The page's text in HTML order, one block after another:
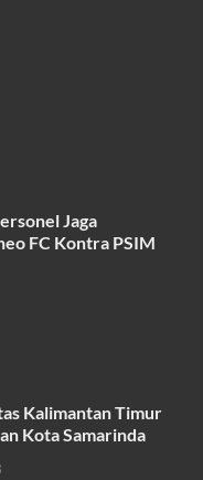
Jaga
FC Kontra PSIM
Kalimantan Timur
Kota Samarinda